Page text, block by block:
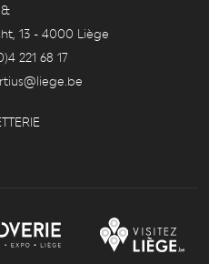
&
13 - 4000 Liège
221 68 17